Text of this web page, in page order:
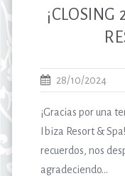
28/10/2024
¡Gracias por una
Ibiza Resort &
recuerdos, nos
agradeciendo...